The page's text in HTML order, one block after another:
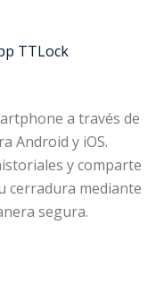
TTLock
a través de
Android y iOS.
y comparte
cerradura mediante
segura.